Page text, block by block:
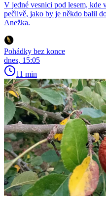
V jedné vesnici pod lesem, kde
pečlivě, jako by je někdo balil
Anežka.
Pohádky bez konce
dnes, 15:05
11 min